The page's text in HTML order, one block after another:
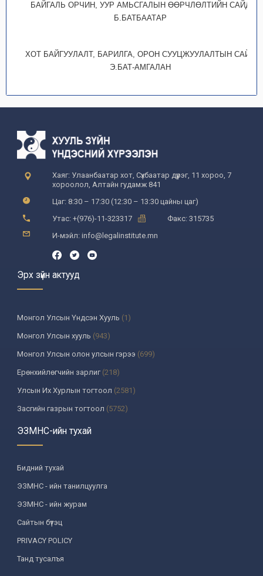
БАЙГАЛЬ ОРЧИН, УУР АМЬСГАЛЫН ӨӨРЧЛӨЛТИЙН САЙД
Б.БАТБААТАР
ХОТ БАЙГУУЛАЛТ, БАРИЛГА, ОРОН СУУЦЖУУЛАЛТЫН САЙД
Э.БАТ-АМГАЛАН
Хаяг: Улаанбаатар хот, Сүхбаатар дүүрэг, 11 хороо, 7
хороолол, Алтайн гудамж 841
Цаг: 8:30 – 17:30 (12:30 – 13:30 цайны цаг)
Утас: +(976)-11-323317
Факс: 315735
И-мэйл: info@legalinstitute.mn
Эрх зүйн актууд
Монгол Улсын Үндсэн Хууль (1)
Монгол Улсын хууль (943)
Монгол Улсын олон улсын гэрээ (699)
Ерөнхийлөгчийн зарлиг(218)
Улсын Их Хурлын тогтоол (2581)
Засгийн газрын тогтоол (5752)
Үндсэн хуулийн цэцийн шийдвэр
Улсын дээд шүүхийн тогтоол
УИХ-аас томилогддог байгууллагын дарга, түүнтэй адилтгах албан
тушаалтны шийдвэр
Сайдын тушаал(987)
Засгийн газрын агентлагийн даргын тушаал
Хууль, хяналтын байгууллага
Төрийн зарим чиг үүргийг хууль болон гэрээний үндсэн дээр
хэрэгжүүлж буй байгууллага
ЭЗМНС-ийн тухай
Бидний тухай
ЭЗМНС - ийн танилцуулга
ЭЗМНС - ийн журам
Сайтын бүтэц
PRIVACY POLICY
Танд тусалъя